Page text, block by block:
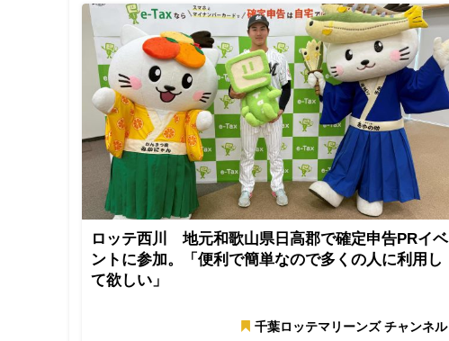
ロッテ西川 地元和歌山県日高郡で確定申告PRイベ
ントに参加。「便利で簡単なので多くの人に利用し
て欲しい」
千葉ロッテマリーンズ チャンネル